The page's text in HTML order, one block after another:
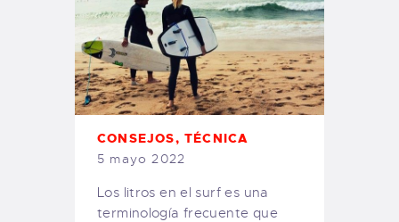
CONSEJOS,TÉCNICA
5 mayo 2022
Los litros en el surf es una
terminología frecuente que